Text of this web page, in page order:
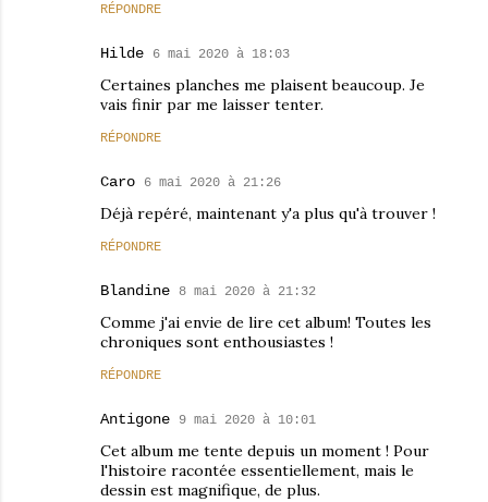
RÉPONDRE
Hilde 6 mai 2020 à 18:03
Certaines planches me plaisent beaucoup. Je
vais finir par me laisser tenter.
RÉPONDRE
Caro 6 mai 2020 à 21:26
Déjà repéré, maintenant y'a plus qu'à trouver !
RÉPONDRE
Blandine 8 mai 2020 à 21:32
Comme j'ai envie de lire cet album! Toutes les
chroniques sont enthousiastes !
RÉPONDRE
Antigone 9 mai 2020 à 10:01
Cet album me tente depuis un moment ! Pour
l'histoire racontée essentiellement, mais le
dessin est magnifique, de plus.